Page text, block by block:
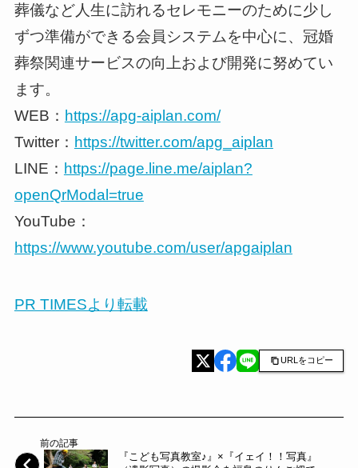
葬儀など人生に訪れるセレモニーのために少し
ずつ準備ができる会員システムを中心に、冠婚
葬祭関連サービスの向上および開発に努めてい
ます。
WEB： https://apg-aiplan.com/
Twitter： https://twitter.com/apg_aiplan
LINE： https://page.line.me/aiplan?
openQrModal=true
YouTube：
https://www.youtube.com/user/apgaiplan
PR TIMESより転載
URLをコピー
前の記事
『こども写真教室♪』×『イェイ！！写真』